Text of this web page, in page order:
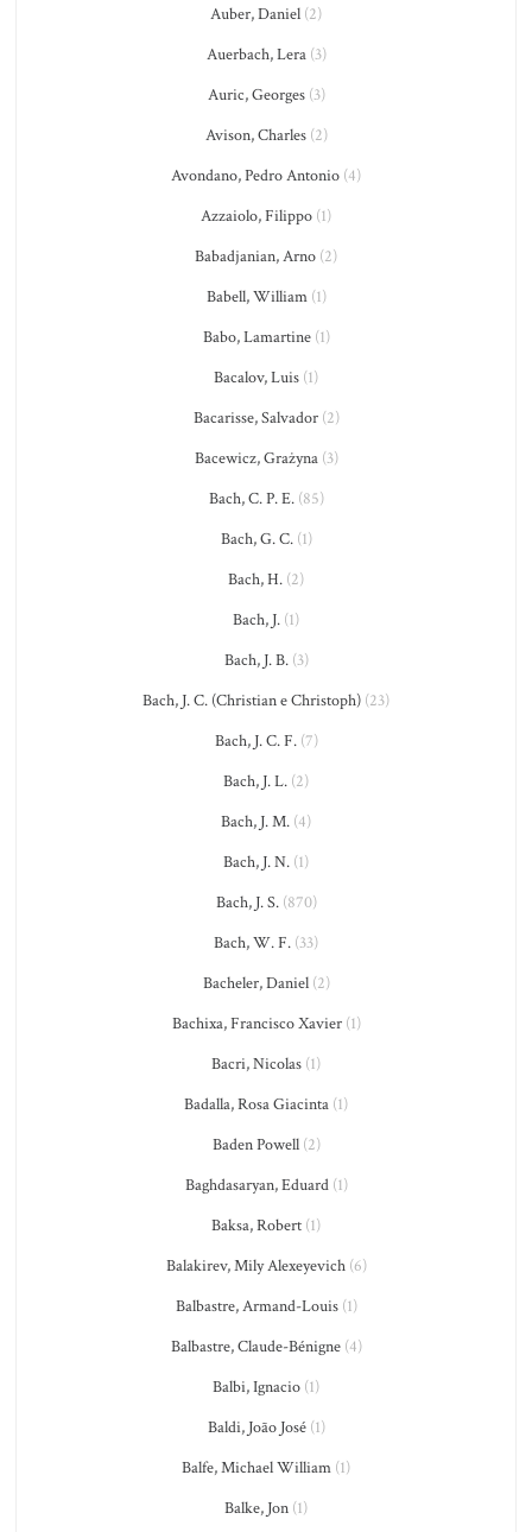
Auber, Daniel (2)
Auerbach, Lera(3)
Auric, Georges(3)
Avison, Charles(2)
Avondano, Pedro Antonio (4)
Azzaiolo, Filippo (1)
Babadjanian, Arno (2)
Babell, William(1)
Babo, Lamartine(1)
Bacalov, Luis (1)
Bacarisse, Salvador(2)
Bacewicz, Grażyna(3)
Bach, C. P. E.(85)
Bach, G. C.(1)
Bach, H. (2)
Bach, J. (1)
Bach, J. B.(3)
Bach, J. C. (Christian e Christoph) (23)
Bach, J. C. F.(7)
Bach, J. L. (2)
Bach, J. M. (4)
Bach, J. N. (1)
Bach, J. S.(870)
Bach, W. F. (33)
Bacheler, Daniel(2)
Bachixa, Francisco Xavier(1)
Bacri, Nicolas (1)
Badalla, Rosa Giacinta (1)
Baden Powell(2)
Baghdasaryan, Eduard(1)
Baksa, Robert (1)
Balakirev, Mily Alexeyevich(6)
Balbastre, Armand-Louis(1)
Balbastre, Claude-Bénigne(4)
Balbi, Ignacio (1)
Baldi, João José(1)
Balfe, Michael William (1)
Balke, Jon (1)